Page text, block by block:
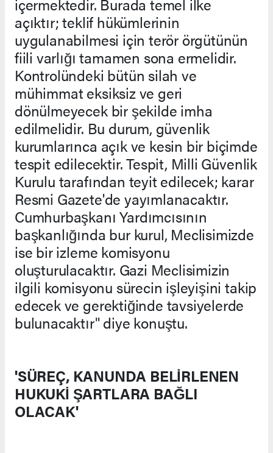
içermektedir. Burada temel ilke
açıktır; teklif hükümlerinin
uygulanabilmesi için terör örgütünün
fiili varlığı tamamen sona ermelidir.
Kontrolündeki bütün silah ve
mühimmat eksiksiz ve geri
dönülmeyecek bir şekilde imha
edilmelidir. Bu durum, güvenlik
kurumlarınca açık ve kesin bir biçimde
tespit edilecektir. Tespit, Milli Güvenlik
Kurulu tarafından teyit edilecek; karar
Resmi Gazete'de yayımlanacaktır.
Cumhurbaşkanı Yardımcısının
başkanlığında bur kurul, Meclisimizde
ise bir izleme komisyonu
oluşturulacaktır. Gazi Meclisimizin
ilgili komisyonu sürecin işleyişini takip
edecek ve gerektiğinde tavsiyelerde
bulunacaktır" diye konuştu.
'SÜREÇ, KANUNDA BELİRLENEN
HUKUKİ ŞARTLARA BAĞLI
OLACAK'